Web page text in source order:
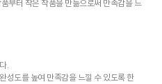
부터 작은 작품을 만듦으로써 만족감을 느
.
성도를 높여 만족감을 느낄 수 있도록 한